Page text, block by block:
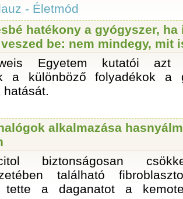
- Életmód
hatékony a gyógyszer, ha
be: nem mindegy, mit
Egyetem kutatói azt
a különböző folyadékok a
hatását.
alkalmazása
biztonságosan
található
tette a daganatot a